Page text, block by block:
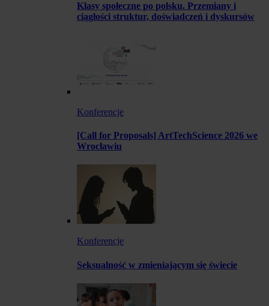
Klasy społeczne po polsku. Przemiany i
ciągłości struktur, doświadczeń i dyskursów
Konferencje
[Call for Proposals] ArtTechScience 2026 we
Wrocławiu
Konferencje
Seksualność w zmieniającym się świecie